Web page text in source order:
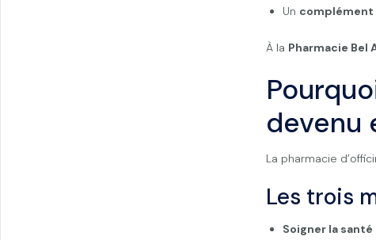
Un complément
À la Pharmacie Bel
devenu
La pharmacie
Les trois
Soigner la